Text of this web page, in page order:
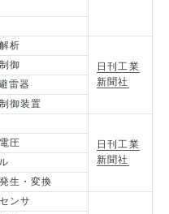
析
日刊工業
新聞社
御
雷器
御装置
日刊工業
新聞社
圧
生・変換
ンサ